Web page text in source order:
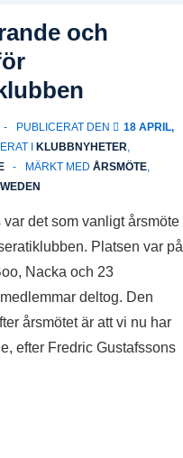
och
PUBLICERAT DEN
18 APRIL,
I KLUBBNYHETER,
MÄRKT MED ÅRSMÖTE,
var det som vanligt årsmöte
Platsen var på
Nacka och 23
deltog. Den
årsmötet är att vi nu har
efter Fredric Gustafssons